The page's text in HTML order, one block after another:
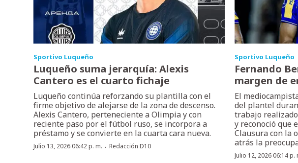
Sportivo Luqueño
Luqueño suma jerarquía: Alexis
Cantero es el cuarto fichaje
Luqueño continúa reforzando su plantilla con el
firme objetivo de alejarse de la zona de descenso.
Alexis Cantero, perteneciente a Olimpia y con
reciente paso por el fútbol ruso, se incorpora a
préstamo y se convierte en la cuarta cara nueva.
Julio 13, 2026 06:42 p. m. · Redacción D10
Sportivo Luqueño
Fernando
margen de
El
del plantel
trabajo
y reconoció que
Clausura con la
atrás la
Julio 12, 2026 06:14 p.